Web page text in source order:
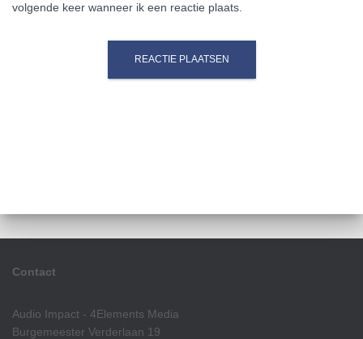
volgende keer wanneer ik een reactie plaats.
Contact
Audio Impact - 4Elements Media
Burgemeester Verderlaan 19